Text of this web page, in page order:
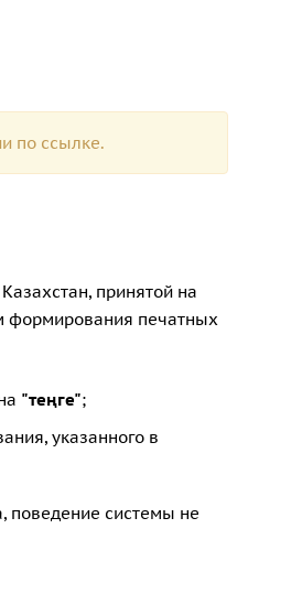
по ссылке.
принятой на
формирования печатных
"теңге";
указанного в
поведение системы не